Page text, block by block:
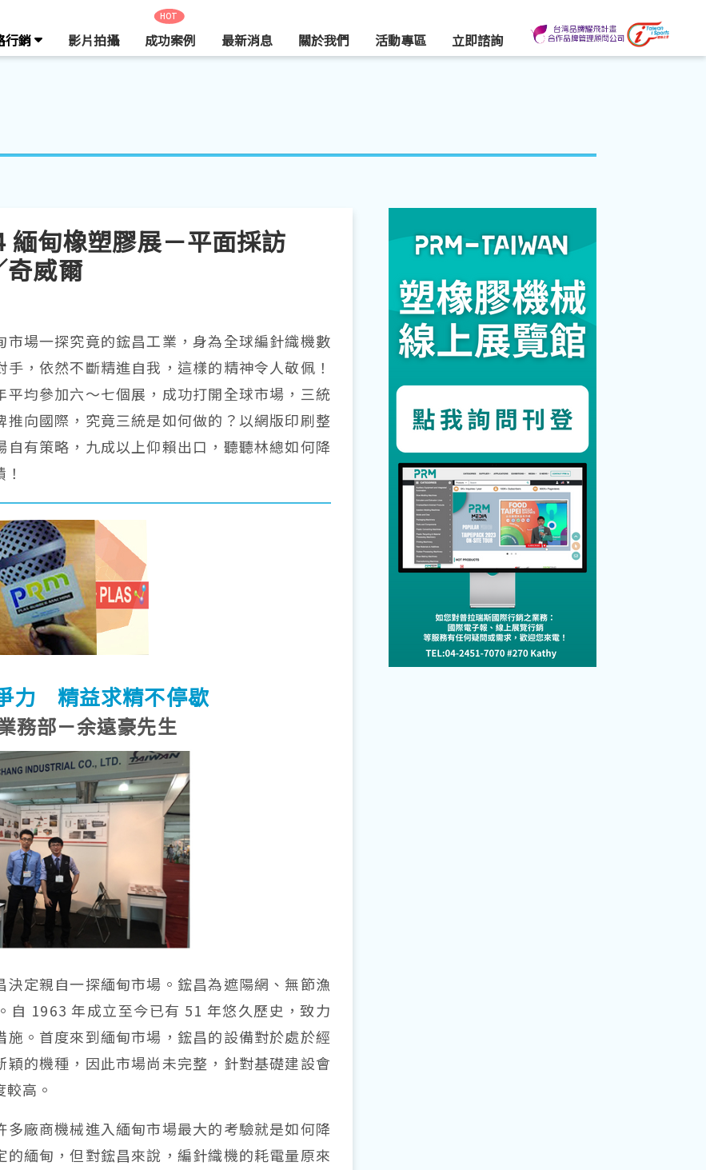
行銷 影片拍攝
HOT
成功案例 最新消息 關於我們 活動專區 立即諮詢
甸橡塑膠展－平面採訪
威爾
場一探究竟的鋐昌工業，身為全球編針織機數
，依然不斷精進自我，這樣的精神令人敬佩！
均參加六～七個展，成功打開全球市場，三統
向國際，究竟三統是如何做的？以網版印刷整
有策略，九成以上仰賴出口，聽聽林總如何降
力 精益求精不停歇
務部－余遠豪先生
定親自一探緬甸市場。鋐昌為遮陽網、無節漁
自 1963 年成立至今已有 51 年悠久歷史，致力
。首度來到緬甸市場，鋐昌的設備對於處於經
的機種，因此市場尚未完整，針對基礎建設會
高。
廠商機械進入緬甸市場最大的考驗就是如何降
緬甸，但對鋐昌來說，編針織機的耗電量原來